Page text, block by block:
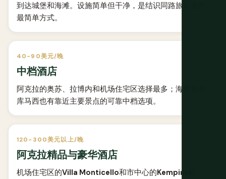
到达城堡和海滩。设施简单但干净，是结识同路旅行者的
最简单方式。
40-90美元/晚
中档酒店
阿克拉的奥苏、拉博内和机场住宅区选择最多；海岸角和
库马西也有靠近主要景点的可靠中档选项。
120-300美元以上/晚
阿克拉精品与豪华酒店
机场住宅区的Villa Monticello和市中心的Kempinski